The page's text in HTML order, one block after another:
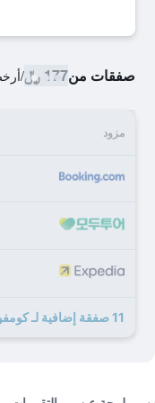
صفقات من177 ﷼ /
مزود
11 صفقة إضافية لـ كومفورت هوتل هاشينوهي